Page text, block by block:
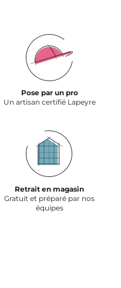
Pose par un pro
Un artisan certifié Lapeyre
Retrait en magasin
Gratuit et préparé par nos
équipes